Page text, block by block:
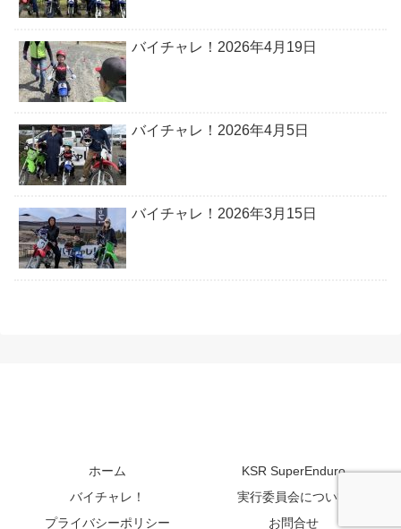
バイチャレ！2026年4月19日
バイチャレ！2026年4月5日
バイチャレ！2026年3月15日
ホーム
KSR SuperEnduro
バイチャレ！
実行委員会について
プライバシーポリシー
お問合せ